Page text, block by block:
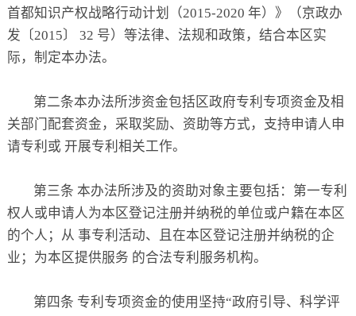
首都知识产权战略行动计划（2015-2020 年）》（京政办
发〔2015〕 32 号）等法律、法规和政策，结合本区实
际，制定本办法。
第二条本办法所涉资金包括区政府专利专项资金及相
关部门配套资金，采取奖励、资助等方式，支持申请人申
请专利或 开展专利相关工作。
第三条 本办法所涉及的资助对象主要包括：第一专利
权人或申请人为本区登记注册并纳税的单位或户籍在本区
的个人；从 事专利活动、且在本区登记注册并纳税的企
业；为本区提供服务 的合法专利服务机构。
第四条 专利专项资金的使用坚持“政府引导、科学评